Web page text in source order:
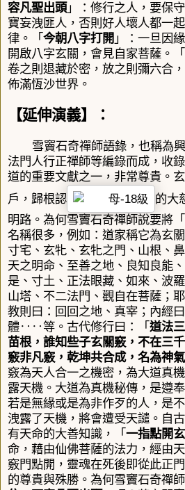
容凡聖出頭 」：修行之人，要保
寶妄洩匪人，否則好人壞人都一
律。「 今朝八字打開 」：一旦因
開啟八字玄關，會見自家菩薩。「
卷之則退藏於密，放之則彌六合
佈滿恆沙世界。
【延伸演義】：
雪竇石奇禪師語錄，也稱為
法門人行正禪師等編錄而成，收
道的重要文獻之一，非常尊貴。
戶，歸根認
的大
明路。為何雪竇石奇禪師說要將「
名稱很多，例如：道家稱它為玄
寸宅、玄牝、玄牝之門、山根、
天之明命、至善之地、良知良能
是、寸土、正法眼藏、如來、波
山塔、不二法門、觀自在菩薩；
教則曰：回回之地、真宰；內經
體‥‥ 等。古代修行曰：「 道法
苗根，誰知些子玄關竅，不在三
竅非凡竅，乾坤共合成，名為神
竅為天人合一之機密，為大道真
露天機。大道為真機秘傳，是遵
若是無緣或是為非作歹的人，是
洩露了天機，將會遭受天譴。自
有天命的大善知識，「 一指點開
命，藉由仙佛菩薩的法力，經由
竅門點開，靈魂在死後即從此正
的尊貴與殊勝。為何雪竇石奇禪